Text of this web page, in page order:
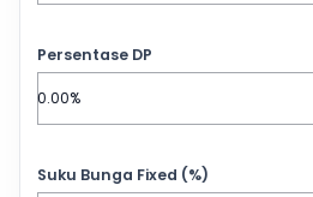
Persentase DP
Suku Bunga Fixed (%)